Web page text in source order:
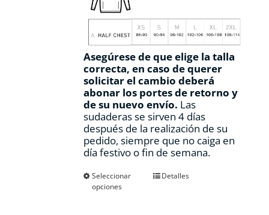
Asegúrese de que elige la talla
correcta, en caso de querer
solicitar el cambio deberá
abonar los portes de retorno y
de su nuevo envío. Las
sudaderas se sirven 4 días
después de la realización de su
pedido, siempre que no caiga en
día festivo o fin de semana.
Seleccionar
opciones
EsteDetalles